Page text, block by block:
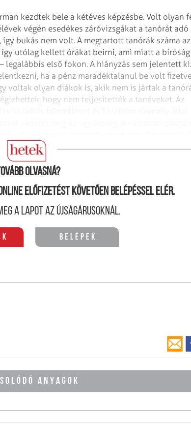
kezdtek bele a kétéves képzésbe. Volt olyan
végén esedékes záróvizsgákat a tanórát adó
bukás nem volt. A megtartott tanórák száma
utólag kellett órákat beírni, ami miatt a
első fokon. A hiányzás sem jelentett
ha a pénz maradéktalanul be volt
voltak olyan diákok is, akik nem is jártak a
hogy nem teljesítették a tanéveket. Az
csupán tanúként hallgatták ki a perben.
olvasná?
előfizetést követően belépéssel elér.
a lapot az újságárusoknál.
Belépek
ANYAGOK